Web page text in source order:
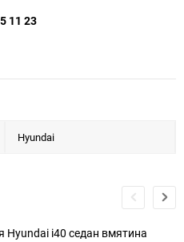
11 23
Hyundai
Панель задняя Hyundai i40 седан вмятина